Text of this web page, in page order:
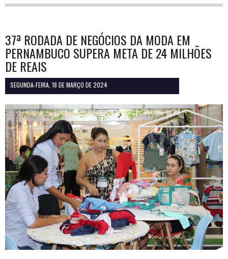
37ª RODADA DE NEGÓCIOS DA MODA EM
PERNAMBUCO SUPERA META DE 24 MILHÕES
DE REAIS
SEGUNDA-FEIRA, 18 DE MARÇO DE 2024